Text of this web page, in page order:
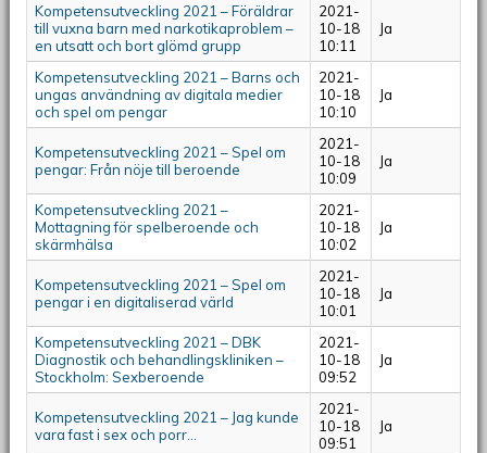
Kompetensutveckling 2021 – Föräldrar
till vuxna barn med narkotikaproblem –
en utsatt och bort glömd grupp
2021-
10-18
10:11
Ja
Kompetensutveckling 2021 – Barns och
ungas användning av digitala medier
och spel om pengar
2021-
10-18
10:10
Ja
Kompetensutveckling 2021 – Spel om
pengar: Från nöje till beroende
2021-
10-18
10:09
Ja
Kompetensutveckling 2021 –
Mottagning för spelberoende och
skärmhälsa
2021-
10-18
10:02
Ja
Kompetensutveckling 2021 – Spel om
pengar i en digitaliserad värld
2021-
10-18
10:01
Ja
Kompetensutveckling 2021 – DBK
Diagnostik och behandlingskliniken –
Stockholm: Sexberoende
2021-
10-18
09:52
Ja
Kompetensutveckling 2021 – Jag kunde
vara fast i sex och porr...
2021-
10-18
09:51
Ja